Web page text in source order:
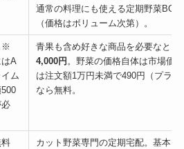
通常の料理にも使える定期野菜
（価格はボリューム次第）。
※
はA
ム
必
青果も含め好きな商品を必要なとき
4,000円 。野菜の価格自体は市場価
は注文額1万円未満で490円（プラ
なら無料。
カット野菜専門の定期宅配。基本セ